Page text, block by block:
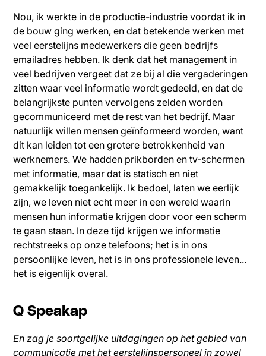
Nou, ik werkte in de productie-industrie voordat ik in
de bouw ging werken, en dat betekende werken met
veel eerstelijns medewerkers die geen bedrijfs
emailadres hebben. Ik denk dat het management in
veel bedrijven vergeet dat ze bij al die vergaderingen
zitten waar veel informatie wordt gedeeld, en dat de
belangrijkste punten vervolgens zelden worden
gecommuniceerd met de rest van het bedrijf. Maar
natuurlijk willen mensen geïnformeerd worden, want
dit kan leiden tot een grotere betrokkenheid van
werknemers. We hadden prikborden en tv-schermen
met informatie, maar dat is statisch en niet
gemakkelijk toegankelijk. Ik bedoel, laten we eerlijk
zijn, we leven niet echt meer in een wereld waarin
mensen hun informatie krijgen door voor een scherm
te gaan staan. In deze tijd krijgen we informatie
rechtstreeks op onze telefoons; het is in ons
persoonlijke leven, het is in ons professionele leven...
het is eigenlijk overal.
Q Speakap
En zag je soortgelijke uitdagingen op het gebied van
communicatie met het eerstelijnspersoneel in zowel